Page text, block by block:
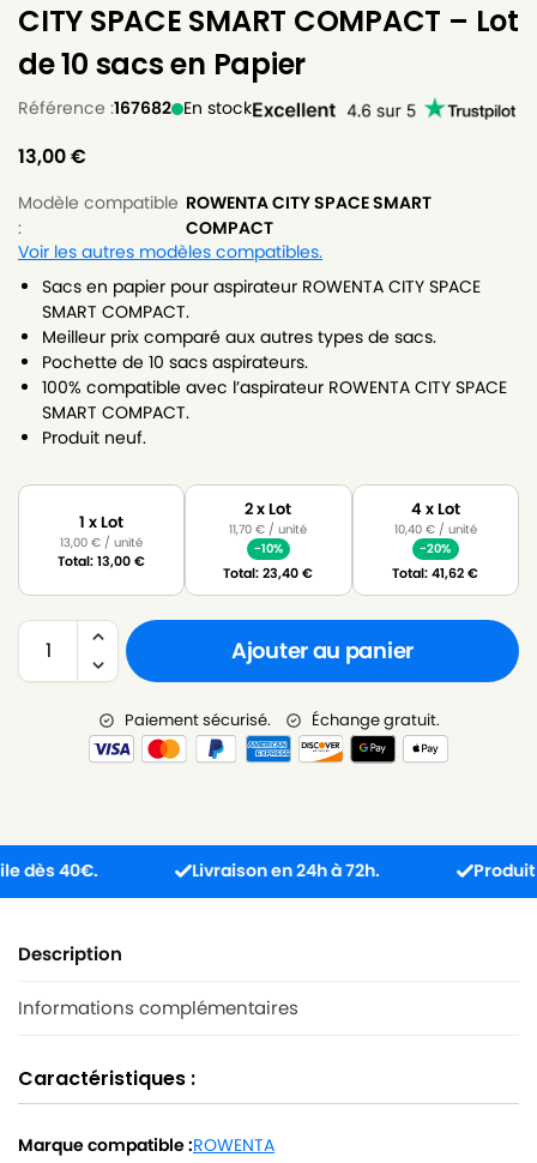
CITY SPACE SMART COMPACT – Lot
de 10 sacs en Papier
Référence :167682 En stock
13,00€
Modèle compatible
:
ROWENTA CITY SPACE SMART
COMPACT
Voir les autres modèles compatibles.
Sacs en papier pour aspirateur ROWENTA CITY SPACE
SMART COMPACT.
Meilleur prix comparé aux autres types de sacs.
Pochette de 10 sacs aspirateurs.
100% compatible avec l’aspirateur ROWENTA CITY SPACE
SMART COMPACT.
Produit neuf.
1 x Lot
13,00€ / unité
Total:13,00€
2 x Lot
11,70€ / unité
-10%
Total:23,40€
4 x Lot
10,40 €/ unité
-20%
Total:41,62€
Ajouter au panier
Paiement sécurisé. Échange gratuit.
40€. Livraison en 24h à 72h. Produit
Description
Informations complémentaires
Caractéristiques :
Marque compatible :ROWENTA